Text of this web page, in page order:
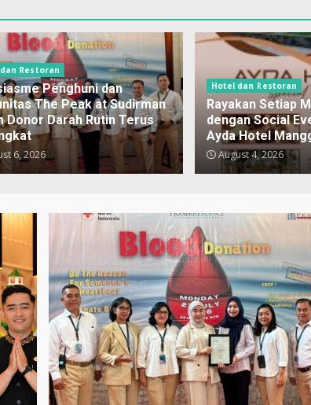
Restoran
Penghuni dan
The Peak at Sudirman
Donor Darah Rutin Terus
6, 2026
Hotel dan Restoran
Rayakan Setiap
dengan Social
Ayda Hotel
August 4, 2026